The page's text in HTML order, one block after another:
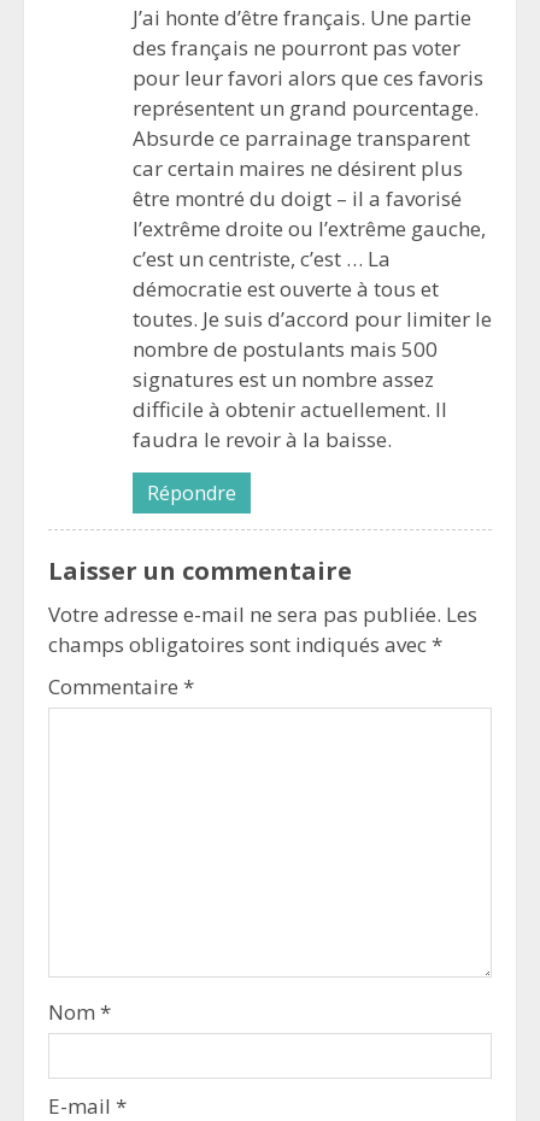
J’ai honte d’être français. Une partie
des français ne pourront pas voter
pour leur favori alors que ces favoris
représentent un grand pourcentage.
Absurde ce parrainage transparent
car certain maires ne désirent plus
être montré du doigt – il a favorisé
l’extrême droite ou l’extrême gauche,
c’est un centriste, c’est … La
démocratie est ouverte à tous et
toutes. Je suis d’accord pour limiter le
nombre de postulants mais 500
signatures est un nombre assez
difficile à obtenir actuellement. Il
faudra le revoir à la baisse.
Répondre
Laisser un commentaire
Votre adresse e-mail ne sera pas publiée. Les
champs obligatoires sont indiqués avec*
Commentaire *
Nom *
E-mail *